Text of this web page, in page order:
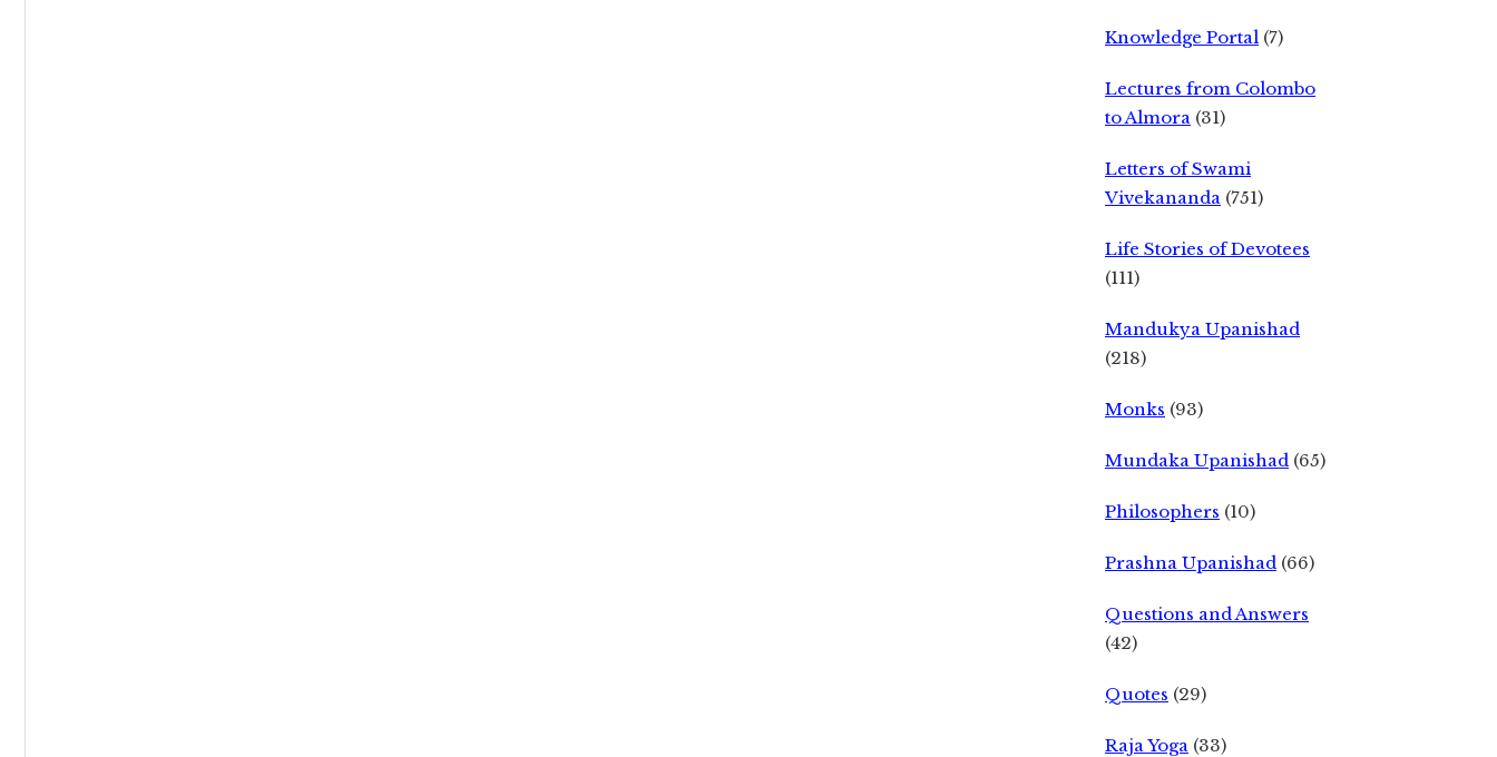
Knowledge Portal (7)
Lectures from Colombo
to Almora (31)
Letters of Swami
Vivekananda (751)
Life Stories of Devotees
(111)
Mandukya Upanishad
(218)
Monks (93)
Mundaka Upanishad (65)
Philosophers (10)
Prashna Upanishad (66)
Questions and Answers
(42)
Quotes (29)
Raja Yoga (33)